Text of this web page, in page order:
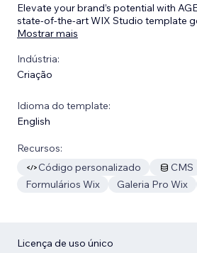
Elevate your brand’s potential with
state-of-the-art WIX Studio template
Mostrar mais
Indústria:
Criação
Idioma do template:
English
Recursos:
Código personalizado
CMS
Formulários Wix
Galeria Pro Wix
Licença de uso único